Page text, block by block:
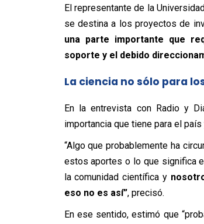
El representante de la
se destina a los proyectos de
una parte importante que
soporte y el debido
La ciencia no sólo para
En la entrevista con Radio y
importancia que tiene para el
“Algo que probablemente ha
estos aportes o lo que significa
la comunidad científica y
eso no es así”, precisó.
En ese sentido, estimó que